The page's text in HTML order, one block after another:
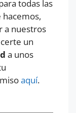
todas las
hacemos,
a nuestros
un
a unos
aquí.